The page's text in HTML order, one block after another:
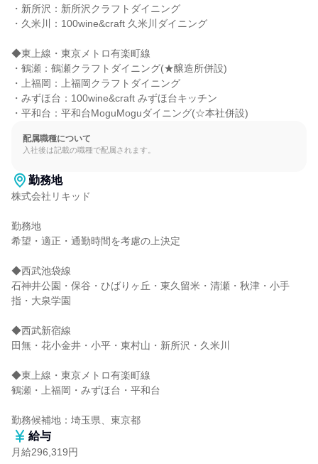
・新所沢：新所沢クラフトダイニング
・久米川：100wine&craft 久米川ダイニング
◆東上線・東京メトロ有楽町線
・鶴瀬：鶴瀬クラフトダイニング(★醸造所併設)
・上福岡：上福岡クラフトダイニング
・みずほ台：100wine&craft みずほ台キッチン
・平和台：平和台MoguMoguダイニング(☆本社併設)
配属職種について
入社後は記載の職種で配属されます。
勤務地
株式会社リキッド
勤務地
希望・適正・通勤時間を考慮の上決定
◆西武池袋線
石神井公園・保谷・ひばりヶ丘・東久留米・清瀬・秋津・小手
指・大泉学園
◆西武新宿線
田無・花小金井・小平・東村山・新所沢・久米川
◆東上線・東京メトロ有楽町線
鶴瀬・上福岡・みずほ台・平和台
勤務候補地：埼玉県、東京都
給与
月給296,319円